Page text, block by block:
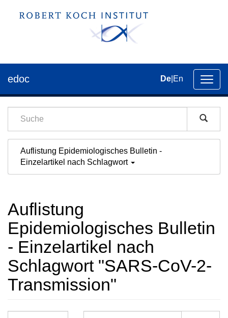
der
edoc De En
Auflistung Epidemiologisches Bulletin -
Einzelartikel nach Schlagwort
Auflistung
Epidemiologisches Bulletin
- Einzelartikel nach
Schlagwort "SARS-CoV-2-
Transmission"